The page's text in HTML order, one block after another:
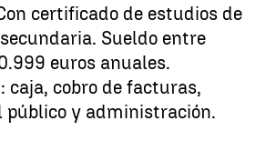
certificado de estudios de
Sueldo entre
euros anuales.
: caja, cobro de facturas,
público y administración.